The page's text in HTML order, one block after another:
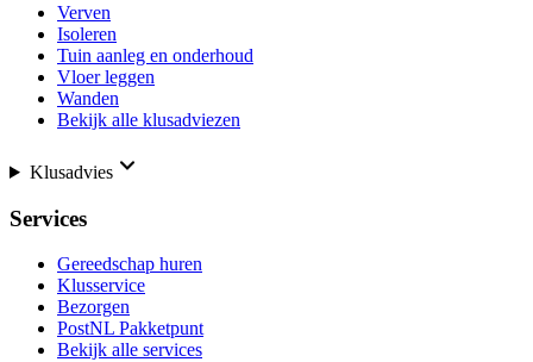
Verven
Isoleren
Tuin aanleg en onderhoud
Vloer leggen
Wanden
Bekijk alle klusadviezen
Klusadvies
Services
Gereedschap huren
Klusservice
Bezorgen
PostNL Pakketpunt
Bekijk alle services